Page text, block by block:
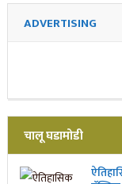
ADVERTISING
चालू घडामोडी